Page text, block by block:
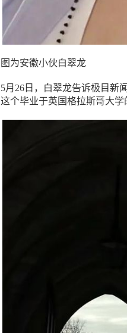
图为安徽小伙白翠龙
5月26日，白翠龙告诉极目新
这个毕业于英国格拉斯哥大学